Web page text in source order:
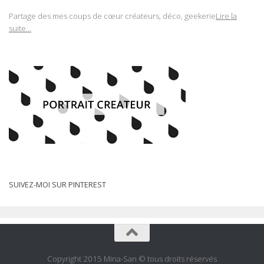
Partage des mes coups de cœur créateurs, déco, geekerieLire la
suite...
SUIVEZ-MOI SUR PINTEREST
Copyright 2015 Mina-San © tous droits réservés